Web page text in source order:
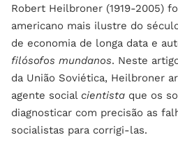
Robert Heilbroner (1919-2005)
americano mais ilustre do
de economia de longa data e
filósofos mundanos. Neste
da União Soviética, Heilbroner
agente social cientista que os
diagnosticar com precisão as
socialistas para corrigi-las.